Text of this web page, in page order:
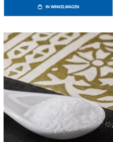
IN WINKELWAGEN